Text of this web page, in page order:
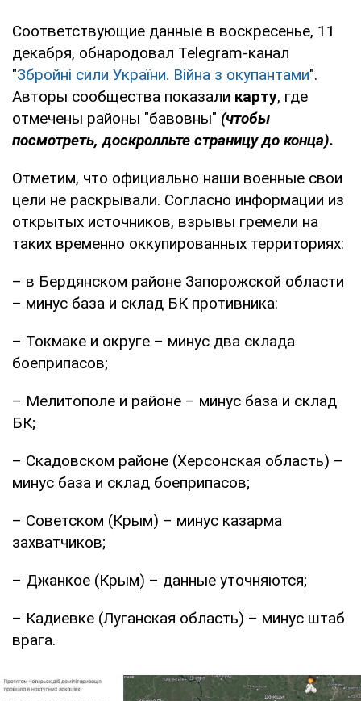
Соответствующие данные в воскресенье, 11
декабря, обнародовал Telegram-канал
"Збройні сили України. Війна з окупантами".
Авторы сообщества показали карту, где
отмечены районы "бавовны" (чтобы
посмотреть, доскролльте страницу до конца).
Отметим, что официально наши военные свои
цели не раскрывали. Согласно информации из
открытых источников, взрывы гремели на
таких временно оккупированных территориях:
– в Бердянском районе Запорожской области
– минус база и склад БК противника:
– Токмаке и округе – минус два склада
боеприпасов;
– Мелитополе и районе – минус база и склад
БК;
– Скадовском районе (Херсонская область) –
минус база и склад боеприпасов;
– Советском (Крым) – минус казарма
захватчиков;
– Джанкое (Крым) – данные уточняются;
– Кадиевке (Луганская область) – минус штаб
врага.